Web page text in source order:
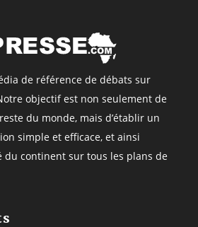
de référence de débats sur
objectif est non seulement de
du monde, mais d’établir un
simple et efficace, et ainsi
du continent sur tous les plans de